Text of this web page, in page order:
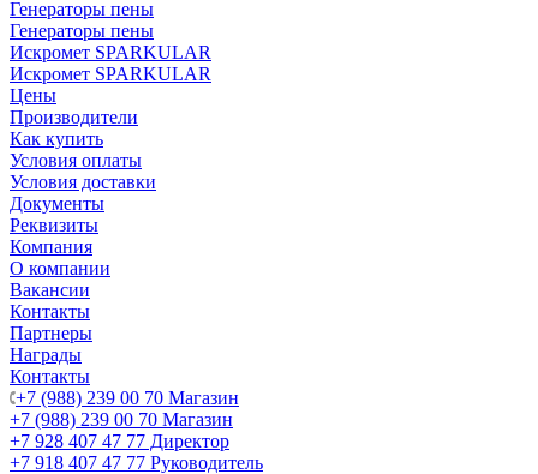
Генераторы пены
Генераторы пены
Искромет SPARKULAR
Искромет SPARKULAR
Цены
Производители
Как купить
Условия оплаты
Условия доставки
Документы
Реквизиты
Компания
О компании
Вакансии
Контакты
Партнеры
Награды
Контакты
+7 (988) 239 00 70 Магазин
+7 (988) 239 00 70 Магазин
+7 928 407 47 77 Директор
+7 918 407 47 77 Руководитель